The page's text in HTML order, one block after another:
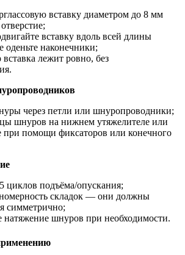
вставку диаметром до 8 мм
вставку вдоль всей длины
оденьте наконечники;
вставка лежит ровно, без
через петли или шнуропроводники;
шнуров на нижнем утяжелителе или
при помощи фиксаторов или конечного
циклов подъёма/опускания;
складок — они должны
симметрично;
натяжение шнуров при необходимости.